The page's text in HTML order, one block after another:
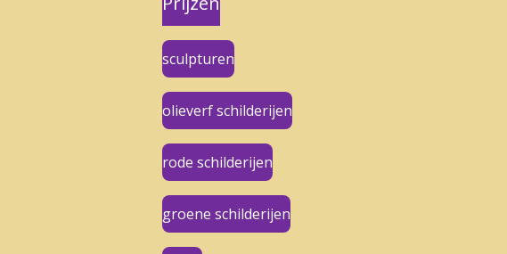
sculpturen
olieverf schilderijen
rode schilderijen
groene schilderijen